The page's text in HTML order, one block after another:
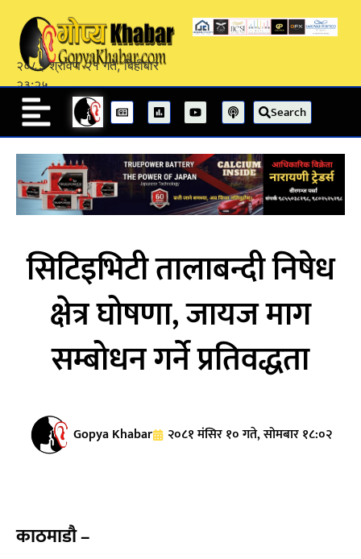
२०८३ श्रावण २१ गते, बिहीबार
२३:२५
Search
सिटिइभिटी तालाबन्दी निषेध
क्षेत्र घोषणा, जायज माग
सम्बोधन गर्ने प्रतिवद्धता
Gopya Khabar २०८१ मंसिर १० गते, सोमबार १८:०२
काठमाडौ –